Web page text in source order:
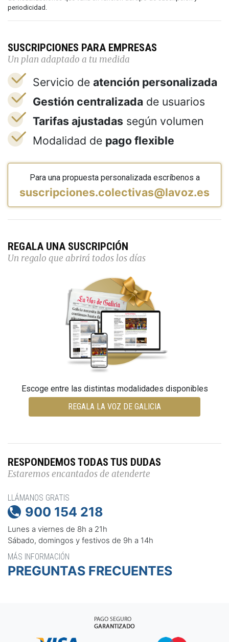
periodicidad.
SUSCRIPCIONES PARA EMPRESAS
Un plan adaptado a tu medida
Servicio de atención personalizada
Gestión centralizada de usuarios
Tarifas ajustadas según volumen
Modalidad de pago flexible
Para una propuesta personalizada escríbenos a
suscripciones.colectivas@lavoz.es
REGALA UNA SUSCRIPCIÓN
Un regalo que abrirá todos los días
Escoge entre las distintas modalidades disponibles
REGALA LA VOZ DE GALICIA
RESPONDEMOS TODAS TUS DUDAS
Estaremos encantados de atenderte
LLÁMANOS GRATIS
 900 154 218
Lunes a viernes de 8h a 21h
Sábado, domingos y festivos de 9h a 14h
MÁS INFORMACIÓN
PREGUNTAS FRECUENTES